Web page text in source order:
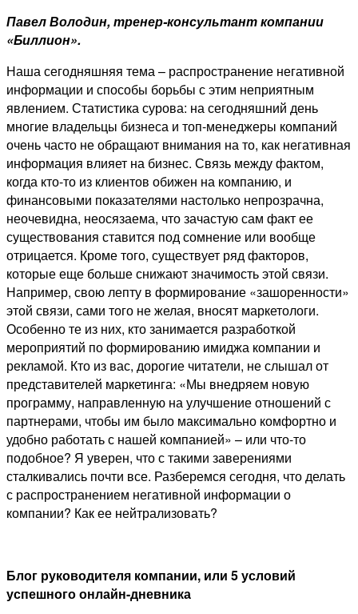
Павел Володин, тренер-консультант компании
«Биллион».
Наша сегодняшняя тема – распространение негативной
информации и способы борьбы с этим неприятным
явлением. Статистика сурова: на сегодняшний день
многие владельцы бизнеса и топ-менеджеры компаний
очень часто не обращают внимания на то, как негативная
информация влияет на бизнес. Связь между фактом,
когда кто-то из клиентов обижен на компанию, и
финансовыми показателями настолько непрозрачна,
неочевидна, неосязаема, что зачастую сам факт ее
существования ставится под сомнение или вообще
отрицается. Кроме того, существует ряд факторов,
которые еще больше снижают значимость этой связи.
Например, свою лепту в формирование «зашоренности»
этой связи, сами того не желая, вносят маркетологи.
Особенно те из них, кто занимается разработкой
мероприятий по формированию имиджа компании и
рекламой. Кто из вас, дорогие читатели, не слышал от
представителей маркетинга: «Мы внедряем новую
программу, направленную на улучшение отношений с
партнерами, чтобы им было максимально комфортно и
удобно работать с нашей компанией» – или что-то
подобное? Я уверен, что с такими заверениями
сталкивались почти все. Разберемся сегодня, что делать
с распространением негативной информации о
компании? Как ее нейтрализовать?
Блог руководителя компании, или 5 условий
успешного онлайн-дневника